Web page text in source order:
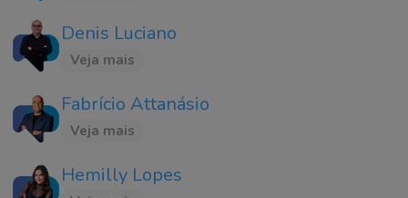
Denis Luciano
Veja mais
Fabrício Attanásio
Veja mais
Hemilly Lopes